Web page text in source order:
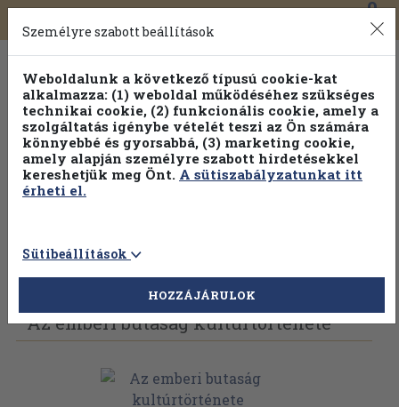
Toggle
navigation
0
Vissza az előző oldalra Válasszon példányt
Az emberi butaság kultúrtörténete
Személyre szabott beállítások
Weboldalunk a következő típusú cookie-kat
alkalmazza: (1) weboldal működéséhez szükséges
technikai cookie, (2) funkcionális cookie, amely a
szolgáltatás igénybe vételét teszi az Ön számára
könnyebbé és gyorsabbá, (3) marketing cookie,
amely alapján személyre szabott hirdetésekkel
kereshetjük meg Önt. A sütiszabályzatunkat itt
érheti el.
Sütibeállítások
HOZZÁJÁRULOK